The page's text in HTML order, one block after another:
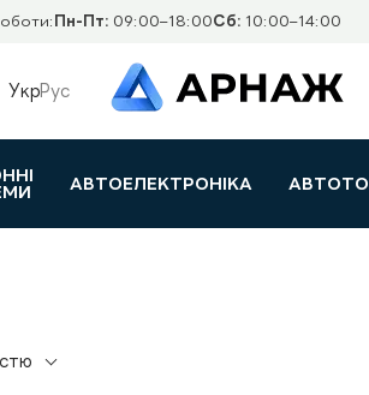
Пн-Пт: 09:00–18:00Сб: 10:00–14:00
УкрРус
АВТОЕЛЕКТРОНІКА